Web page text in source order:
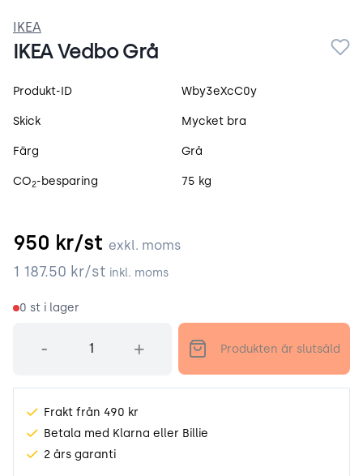
IKEA
IKEA Vedbo Grå
Produktspecifikation
Produkt-ID Wby3eXcC0y
Skick Mycket bra
Färg Grå
CO2-besparing 75 kg
950 kr/st exkl. moms
1 187.50 kr/st inkl. moms
0 st i lager
- + Produkten är slutsåld
Frakt från 490 kr
Betala med Klarna eller Billie
2 års garanti